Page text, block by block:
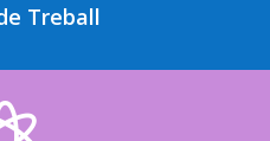
Treball